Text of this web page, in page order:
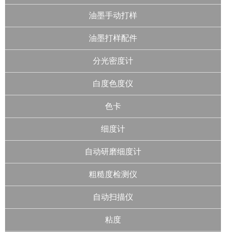
油墨手动打样
油墨打样配件
分光密度计
白度色度仪
色卡
细度计
自动研磨细度计
粗糙度检测仪
自动扫描仪
粘度